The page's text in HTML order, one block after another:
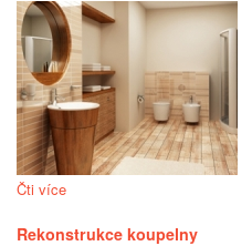
Čti více
Rekonstrukce koupelny